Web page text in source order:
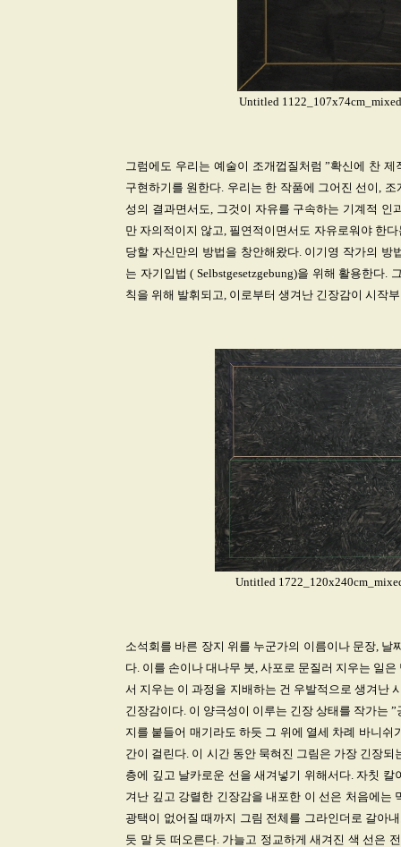
Untitled
그럼에도 우리는 예술이 조개껍질처럼 ”확신에 찬
구현하기를 원한다. 우리는 한 작품에 그어진 선이,
성의 결과면서도, 그것이 자유를 구속하는 기계적
만 자의적이지 않고, 필연적이면서도 자유로워야 한
당할 자신만의 방법을 창안해왔다. 이기영 작가의
는 자기입법 ( Selbstgesetzgebung)을 위해 활용한다
칙을 위해 발휘되고, 이로부터 생겨난 긴장감이 시작
Untitled
소석회를 바른 장지 위를 누군가의 이름이나 문장,
다. 이를 손이나 대나무 붓, 사포로 문질러 지우는 일
서 지우는 이 과정을 지배하는 건 우발적으로 생겨난
긴장감이다. 이 양극성이 이루는 긴장 상태를 작가는
지를 붙들어 매기라도 하듯 그 위에 열세 차례 바니
간이 걸린다. 이 시간 동안 묵혀진 그림은 가장 긴장
층에 깊고 날카로운 선을 새겨넣기 위해서다. 자칫
겨난 깊고 강렬한 긴장감을 내포한 이 선은 처음에는
광택이 없어질 때까지 그림 전체를 그라인더로 갈아
듯 말 듯 떠오른다. 가늘고 정교하게 새겨진 색 선은